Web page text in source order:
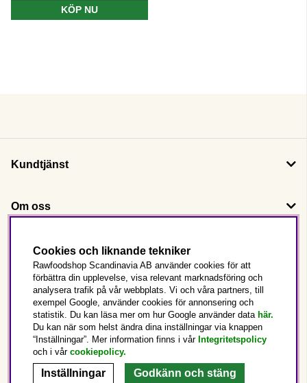
KÖP NU
Kundtjänst
Om oss
Följ oss
Det här är Rawfoodshop
Sverige
Cookies och liknande tekniker
Rawfoodshop Scandinavia AB använder cookies för att
förbättra din upplevelse, visa relevant marknadsföring och
analysera trafik på vår webbplats. Vi och våra partners, till
exempel Google, använder cookies för annonsering och
statistik. Du kan läsa mer om hur Google använder data här.
Du kan när som helst ändra dina inställningar via knappen
“Inställningar”. Mer information finns i vår Integritetspolicy
och i vår cookiepolicy.
Inställningar Godkänn och stäng